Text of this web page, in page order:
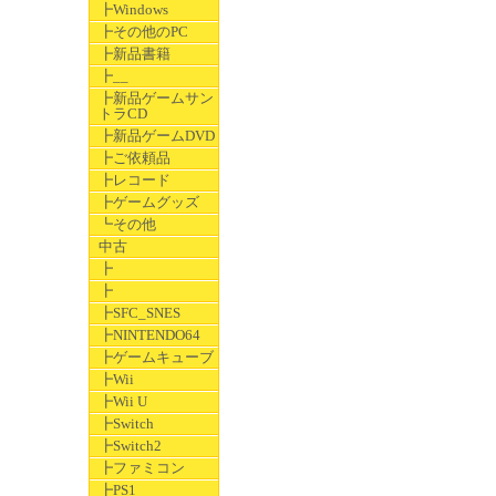
┣Windows
┣その他のPC
┣新品書籍
┣__
┣新品ゲームサン
トラCD
┣新品ゲームDVD
┣ご依頼品
┣レコード
┣ゲームグッズ
┗その他
中古
┣
┣
┣SFC_SNES
┣NINTENDO64
┣ゲームキューブ
┣Wii
┣Wii U
┣Switch
┣Switch2
┣ファミコン
┣PS1